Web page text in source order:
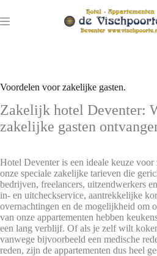
naar
de
Voordelen voor zakelijke gasten.
Zakelijk hotel Deventer:
zakelijke gasten
Hotel Deventer is een ideale keuze
onze speciale zakelijke tarieven die
bedrijven, freelancers, uitzendwerkers
in- en uitcheckservice, aantrekkelijke
overnachtingen en de mogelijkheid om
van onze appartementen hebben
een lang verblijf. Of als je zelf wilt
vanwege bijvoorbeeld een medische
reden, zijn de appartementen dus heel